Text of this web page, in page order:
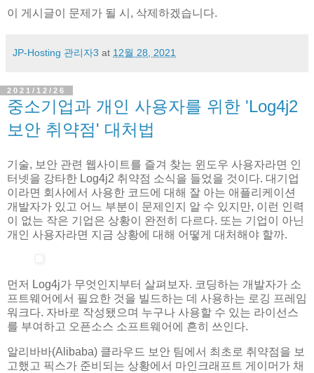
이 게시글이 문제가 될 시, 삭제하겠습니다.
JP-Hosting 관리자3 at 12월 28, 2021
2021/12/26
중소기업과 개인 사용자를 위한 'Log4j2
보안 취약점' 대처법
기술, 보안 관련 웹사이트를 즐겨 찾는 윈도우 사용자라면 인
터넷을 강타한 Log4j2 취약점 소식을 들었을 것이다. 대기업
이라면 회사에서 사용한 코드에 대해 잘 아는 애플리케이션
개발자가 있고 어느 부분이 문제인지 알 수 있지만, 이런 인력
이 없는 작은 기업은 상황이 완전히 다르다. 또는 기업이 아닌
개인 사용자라면 지금 상황에 대해 어떻게 대처해야 할까.
먼저 Log4j가 무엇인지부터 살펴보자. 코딩하는 개발자가 소
프트웨어에서 필요한 것을 빌드하는 데 사용하는 로깅 프레임
워크다. 자바로 작성됐으며 누구나 사용할 수 있는 라이선스
를 부여하고 오픈소스 소프트웨어에 흔히 쓰인다.
알리바바(Alibaba) 클라우드 보안 팀에서 최초로 취약점을 보
고했고 픽스가 준비되는 상황에서 마인크래프트 게이머가 채